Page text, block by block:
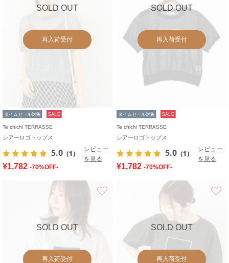
SOLD OUT
再入荷受付
タイムセール対象 SALE
Te chichi TERRASSE
シアーロゴトップス
5.0 （1）
レビュー
を見る
¥1,782 -70%OFF-
SOLD OUT
再入荷受付
タイムセール対象 SALE
Te chichi TERRASSE
シアーロゴトップス
5.0 （1）
レビュー
を見る
¥1,782 -70%OFF-
SOLD OUT
再入荷受付
SOLD OUT
再入荷受付